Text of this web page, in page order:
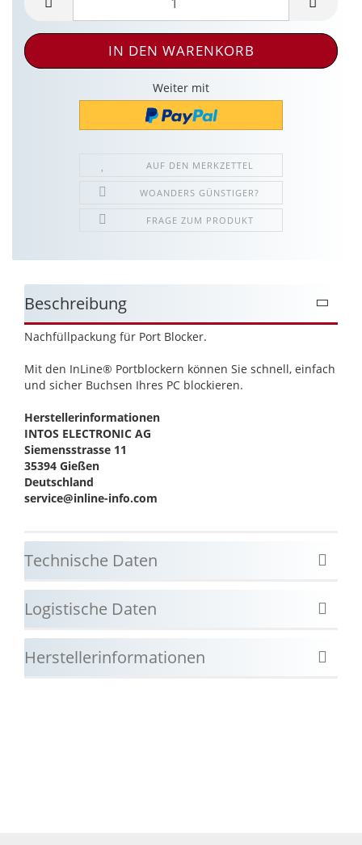
Weiter mit
AUF DEN MERKZETTEL
WOANDERS GÜNSTIGER?
FRAGE ZUM PRODUKT
Beschreibung
Nachfüllpackung für Port Blocker.
Mit den InLine® Portblockern können Sie schnell, einfach
und sicher Buchsen Ihres PC blockieren.
Herstellerinformationen
INTOS ELECTRONIC AG
Siemensstrasse 11
35394 Gießen
Deutschland
service@inline-info.com
Technische Daten
Logistische Daten
Herstellerinformationen